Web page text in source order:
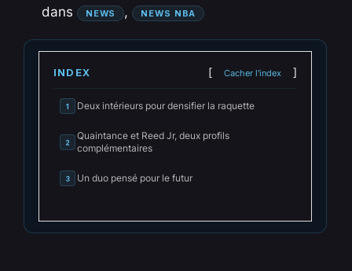
dans NEWS , NEWS NBA
INDEX Cacher l'index
1 Deux intérieurs pour densifier la raquette
2
Quaintance et Reed Jr, deux profils
complémentaires
3 Un duo pensé pour le futur